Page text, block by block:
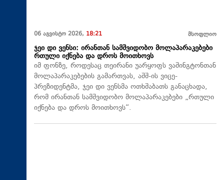
06 აგვისტო 2026, 18:21 მსოფლიო
ჯეი დი ვენსი: ირანთან სამშვიდობო მოლაპარაკებები
რთული იქნება და დროს მოითხოვს
იმ ფონზე, როდესაც თეირანი უარყოფს ვაშინგტონთან
მოლაპარაკებების გამართვას, აშშ-ის ვიცე-
პრეზიდენტმა, ჯეი დი ვენსმა ოთხშაბათს განაცხადა,
რომ ირანთან სამშვიდობო მოლაპარაკებები „რთული
იქნება და დროს მოითხოვს“.